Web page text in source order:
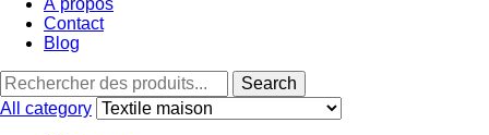
Contact
Blog
Search
for:
Search
All category